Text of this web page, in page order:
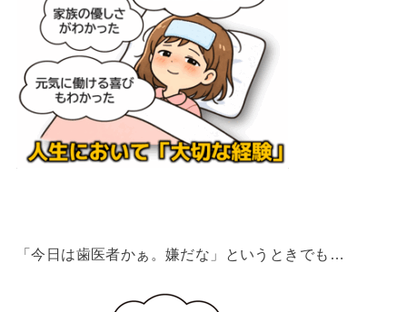
「今日は歯医者かぁ。嫌だな」というときでも…